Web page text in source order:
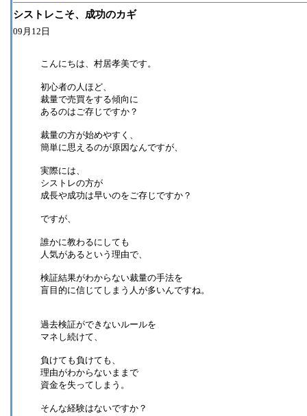
シストレこそ、成功のカギ
09月12日
こんにちは、村居孝美です。
初心者の人ほど、
裁量で売買をする傾向に
あるのはご存じですか？
裁量の方が始めやすく、
簡単に思えるのが原因なんですが、
実際には、
シストレの方が
成長や成功は早いのをご存じですか？
ですが、
誰かに教わるにしても
人気があるという理由で、
検証結果がわからない裁量の手法を
盲目的に信じてしまう人が多いんですね。
過去検証ができないルールを
マネし続けて、
負けても負けても、
理由がわからないままで
資金を失ってしまう。
そんな経験はないですか？